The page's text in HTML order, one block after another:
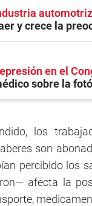
automotriz
y crece la
en el
sobre la
los
son
percibido los
afecta la